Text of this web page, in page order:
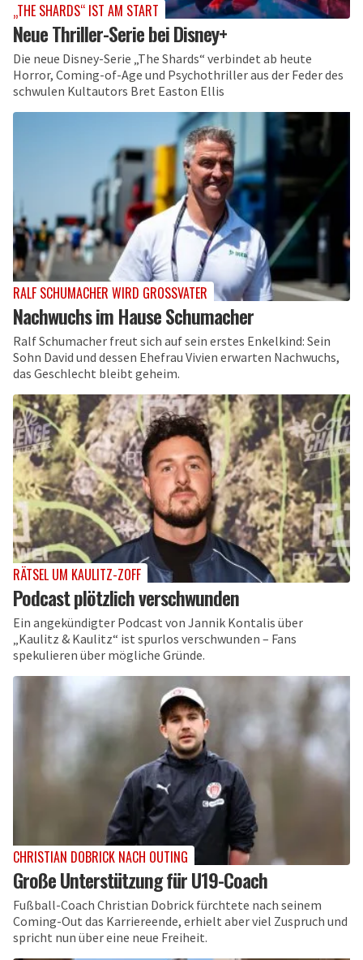
„THE SHARDS“ IST AM START
Neue Thriller-Serie bei Disney+
Die neue Disney-Serie „The Shards“ verbindet ab heute
Horror, Coming-of-Age und Psychothriller aus der Feder des
schwulen Kultautors Bret Easton Ellis
RALF SCHUMACHER WIRD GROSSVATER
Nachwuchs im Hause Schumacher
Ralf Schumacher freut sich auf sein erstes Enkelkind: Sein
Sohn David und dessen Ehefrau Vivien erwarten Nachwuchs,
das Geschlecht bleibt geheim.
RÄTSEL UM KAULITZ-ZOFF
Podcast plötzlich verschwunden
Ein angekündigter Podcast von Jannik Kontalis über
„Kaulitz & Kaulitz“ ist spurlos verschwunden – Fans
spekulieren über mögliche Gründe.
CHRISTIAN DOBRICK NACH OUTING
Große Unterstützung für U19-Coach
Fußball-Coach Christian Dobrick fürchtete nach seinem
Coming-Out das Karriereende, erhielt aber viel Zuspruch und
spricht nun über eine neue Freiheit.